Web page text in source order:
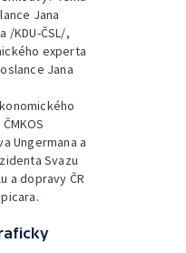
Jana
/KDU-ČSL/,
experta
Jana
Ungermana a
Svazu
a dopravy ČR